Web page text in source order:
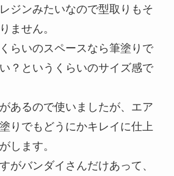
ジンみたいなので型取りもそ
ません。
らいのスペースなら筆塗りで
？というくらいのサイズ感で
あるので使いましたが、エア
りでもどうにかキレイに仕上
します。
がバンダイさんだけあって、